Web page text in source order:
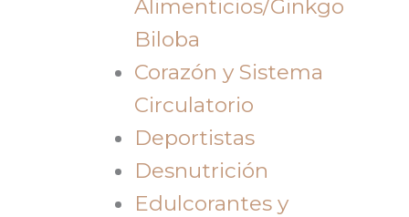
Alimenticios/Ginkgo
Biloba
Corazón y Sistema
Circulatorio
Deportistas
Desnutrición
Edulcorantes y